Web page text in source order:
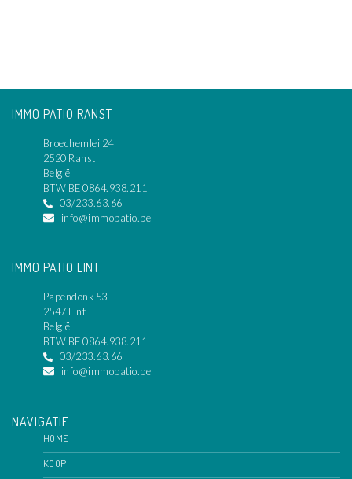
IMMO PATIO RANST
Broechemlei 24
2520 Ranst
België
BTW BE 0864.938.211
03/233.63.66
info@immopatio.be
IMMO PATIO LINT
Papendonk 53
2547 Lint
België
BTW BE 0864.938.211
03/233.63.66
info@immopatio.be
NAVIGATIE
HOME
KOOP